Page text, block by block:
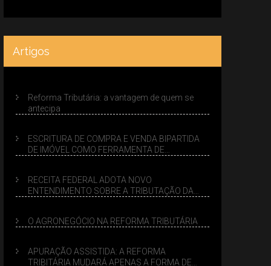
Artigos
Reforma Tributária: a vantagem de quem se
antecipa
ESCRITURA DE COMPRA E VENDA BIPARTIDA
DE IMÓVEL COMO FERRAMENTA DE
RECEITA FEDERAL ADOTA NOVO
ENTENDIMENTO SOBRE A TRIBUTAÇÃO DA
O AGRONEGÓCIO NA REFORMA TRIBUTÁRIA
APURAÇÃO ASSISTIDA: A REFORMA
TRIBITÁRIA MUDARÁ APENAS A FORMA DE